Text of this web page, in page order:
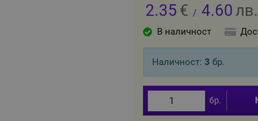
2.35 € / 4.60 лв.
В наличност
Наличност:3 бр.
бр.